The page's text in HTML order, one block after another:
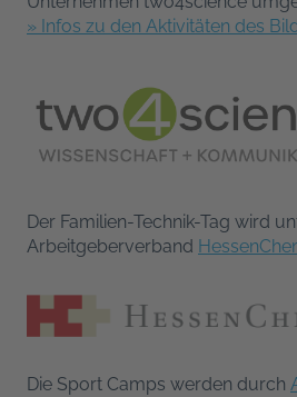
» Infos zu den Aktivitäten des
Der Familien-Technik-Tag wird
Arbeitgeberverband
Die Sport Camps werden durch